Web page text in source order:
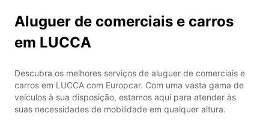
Aluguer de comerciais e carros
em LUCCA
Descubra os melhores serviços de aluguer de comerciais e
carros em LUCCA com Europcar. Com uma vasta gama de
veículos à sua disposição, estamos aqui para atender às
suas necessidades de mobilidade em qualquer altura.